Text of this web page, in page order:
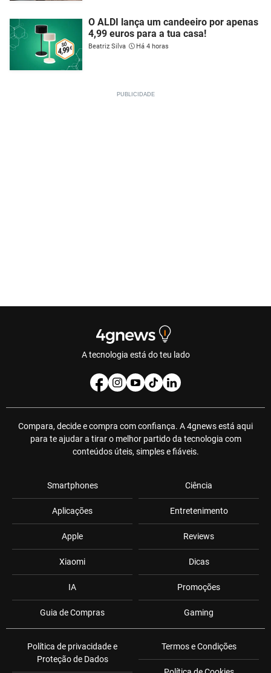
O ALDI lança um candeeiro por apenas
4,99 euros para a tua casa!
Beatriz Silva Há 4 horas
A tecnologia está do teu lado
Compara, decide e compra com confiança. A 4gnews está aqui
para te ajudar a tirar o melhor partido da tecnologia com
conteúdos úteis, simples e fiáveis.
Smartphones
Aplicações
Apple
Xiaomi
IA
Guia de Compras
Ciência
Entretenimento
Reviews
Dicas
Promoções
Gaming
Política de privacidade e
Proteção de Dados
Termos e Condições